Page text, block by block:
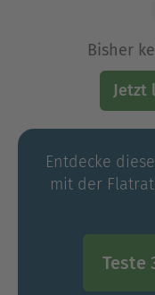
Bisher
Jetzt
Entdecke
mit der
Teste